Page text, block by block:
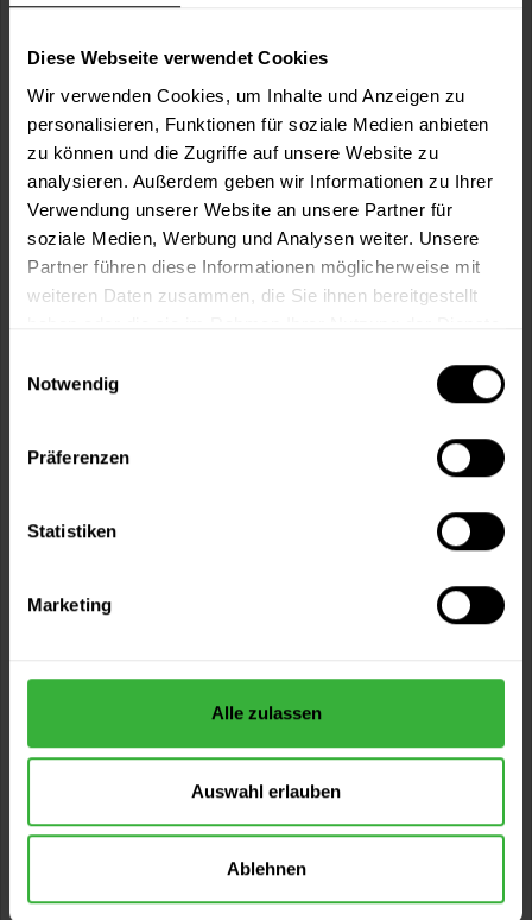
Diese Webseite verwendet Cookies
Wir verwenden Cookies, um Inhalte und Anzeigen zu
personalisieren, Funktionen für soziale Medien anbieten
zu können und die Zugriffe auf unsere Website zu
analysieren. Außerdem geben wir Informationen zu Ihrer
Verwendung unserer Website an unsere Partner für
soziale Medien, Werbung und Analysen weiter. Unsere
Partner führen diese Informationen möglicherweise mit
weiteren Daten zusammen, die Sie ihnen bereitgestellt
Notwendig
Präferenzen
Statistiken
Marketing
Alle zulassen
Auswahl erlauben
Ablehnen
2 weitere
Impredur Seidenmattlack 880 (RAL 3000
aromatenfrei, Spitzenqualität, für außen und innen
0,375 Liter 40,49 €
107,97 € / 1 Liter
81,32 € / 1 Liter